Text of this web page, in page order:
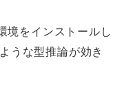
境をインストールし
うな型推論が効き